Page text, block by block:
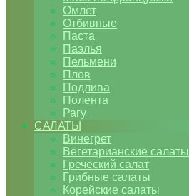
Омлет
Отбивные
Паста
Паэлья
Пельмени
Плов
Подлива
Полента
Рагу
САЛАТЫ
Винегрет
Вегетарианские салаты
Греческий салат
Грибные салаты
Корейские салаты